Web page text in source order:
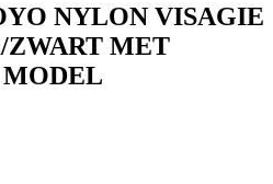
NYLON VISAGIE
MET